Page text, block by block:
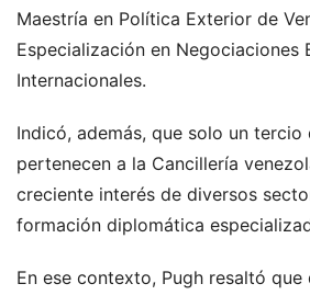
Maestría en Política Exterior de
Especialización en Negociaciones
Internacionales.
Indicó, además, que solo un
pertenecen a la Cancillería
creciente interés de diversos
formación diplomática
En ese contexto, Pugh resaltó